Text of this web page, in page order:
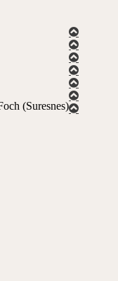
(Suresnes)
Haut
Haut
Haut
Haut
Haut
Haut
Haut